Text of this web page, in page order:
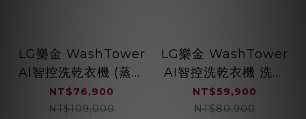
LG樂金 WashTower
AI智控洗乾衣機 (蒸洗
脫19公斤｜乾衣16公
斤) 尊爵黑 WD-
NT$76,900
NT$109,000
LG樂金 WashTower
AI智控洗乾衣機 洗衣
13公斤 乾衣10公斤 尊
爵黑 WD-S1310B
NT$59,900
NT$80,900